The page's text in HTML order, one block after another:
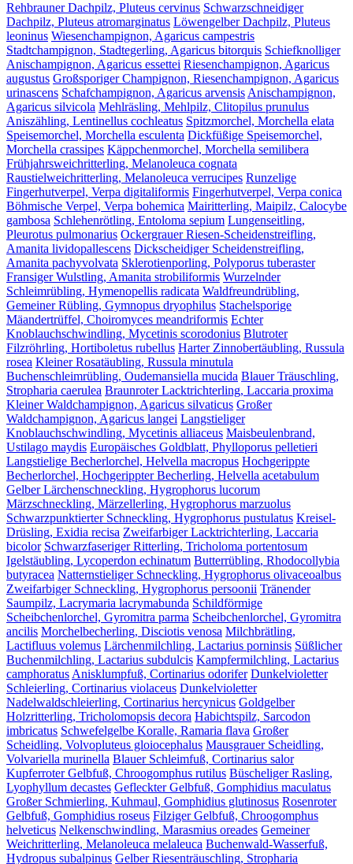
Rehbrauner Dachpilz, Pluteus cervinus Schwarzschneidiger
Dachpilz, Pluteus atromarginatus Löwengelber Dachpilz, Pluteus
leoninus Wiesenchampignon, Agaricus campestris
Stadtchampignon, Stadtegerling, Agaricus bitorquis Schiefknolliger
Anischampignon, Agaricus essettei Riesenchampignon, Agaricus
augustus Großsporiger Champignon, Riesenchampignon, Agaricus
urinascens Schafchampignon, Agaricus arvensisAnischampignon,
Agaricus silvicola Mehlräsling, Mehlpilz, Clitopilus prunulus
Aniszähling, Lentinellus cochleatus Spitzmorchel, Morchella elata
Speisemorchel, Morchella esculenta Dickfüßige Speisemorchel,
Morchella crassipes Käppchenmorchel, Morchella semilibera
Frühjahrsweichritterling, Melanoleuca cognata
Raustielweichritterling, Melanoleuca verrucipes Runzelige
Fingerhutverpel, Verpa digitaliformis Fingerhutverpel, Verpa conica
Böhmische Verpel, Verpa bohemica Mairitterling, Maipilz, Calocybe
gambosa Schlehenrötling, Entoloma sepium Lungenseitling,
Pleurotus pulmonarius Ockergrauer Riesen-Scheidenstreifling,
Amanita lividopallescens Dickscheidiger Scheidenstreifling,
Amanita pachyvolvata Sklerotienporling, Polyporus tuberaster
Fransiger Wulstling, Amanita strobiliformis Wurzelnder
Schleimrübling, Hymenopellis radicata Waldfreundrübling,
Gemeiner Rübling, Gymnopus dryophilus Stachelsporige
Mäandertrüffel, Choiromyces meandriformis Echter
Knoblauchschwindling, Mycetinis scorodonius Blutroter
Filzröhrling, Hortiboletus rubellus Harter Zinnobertäubling, Russula
rosea Kleiner Rosatäubling, Russula minutula
Buchenschleimrübling, Oudemansiella mucida Blauer Träuschling,
Stropharia caerulea Braunroter Lacktrichterling, Laccaria proxima
Kleiner Waldchampignon, Agaricus silvaticus Großer
Waldchampignon, Agaricus langei Langstieliger
Knoblauchschwindling, Mycetinis alliaceus Maisbeulenbrand,
Ustilago maydis Europäisches Goldblatt, Phylloporus pelletieri
Langstielige Becherlorchel, Helvella macropus Hochgerippte
Becherlorchel, Hochgerippter Becherling, Helvella acetabulum
Gelber Lärchenschneckling, Hygrophorus lucorum
Märzschneckling, Märzellerling, Hygrophorus marzuolus
Schwarzpunktierter Schneckling, Hygrophorus pustulatus Kreisel-
Drüsling, Exidia recisa Zweifarbiger Lacktrichterling, Laccaria
bicolor Schwarzfaseriger Ritterling, Tricholoma portentosum
Igelstäubling, Lycoperdon echinatum Butterrübling, Rhodocollybia
butyracea Natternstieliger Schneckling, Hygrophorus olivaceoalbus
Zweifarbiger Schneckling, Hygrophorus persoonii Tränender
Saumpilz, Lacrymaria lacrymabunda Schildförmige
Scheibchenlorchel, Gyromitra parma Scheibchenlorchel, Gyromitra
ancilis Morchelbecherling, Disciotis venosa Milchbrätling,
Lactifluus volemus Lärchenmilchling, Lactarius porninsis Süßlicher
Buchenmilchling, Lactarius subdulcis Kampfermilchling, Lactarius
camphoratusAnisklumpfuß, Cortinarius odorifer Dunkelvioletter
Schleierling, Cortinarius violaceus Dunkelvioletter
Nadelwaldschleierling, Cortinarius hercynicus Goldgelber
Holzritterling, Tricholomopsis decora Habichtspilz, Sarcodon
imbricatus Schwefelgelbe Koralle, Ramaria flava Großer
Scheidling, Volvopluteus gloiocephalus Mausgrauer Scheidling,
Volvariella murinella Blauer Schleimfuß, Cortinarius salor
Kupferroter Gelbfuß, Chroogomphus rutilus Büscheliger Rasling,
Lyophyllum decastes Gefleckter Gelbfuß, Gomphidius maculatus
Großer Schmierling, Kuhmaul, Gomphidius glutinosus Rosenroter
Gelbfuß, Gomphidius roseus Filziger Gelbfuß, Chroogomphus
helveticus Nelkenschwindling, Marasmius oreades Gemeiner
Weichritterling, Melanoleuca melaleuca Buchenwald-Wasserfuß,
Hydropus subalpinus Gelber Riesenträuschling, Stropharia